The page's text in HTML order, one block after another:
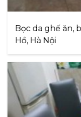
Bọc da ghế ăn,
Hồ, Hà Nội